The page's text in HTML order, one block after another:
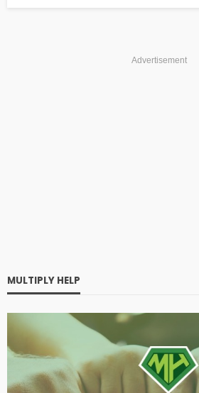
Advertisement
MULTIPLY HELP